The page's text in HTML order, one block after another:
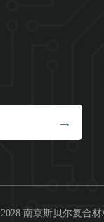
2028 南京斯贝尔复合